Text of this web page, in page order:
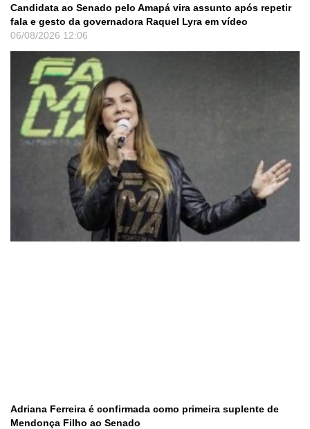
Candidata ao Senado pelo Amapá vira assunto após repetir
fala e gesto da governadora Raquel Lyra em vídeo
06/08/2026 12:06
Adriana Ferreira é confirmada como primeira suplente de
Mendonça Filho ao Senado